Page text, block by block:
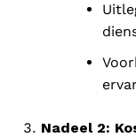
Nadeel 2: